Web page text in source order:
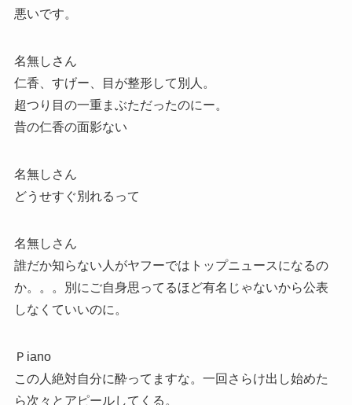
悪いです。
名無しさん
仁香、すげー、目が整形して別人。
超つり目の一重まぶただったのにー。
昔の仁香の面影ない
名無しさん
どうせすぐ別れるって
名無しさん
誰だか知らない人がヤフーではトップニュースになるの
か。。。別にご自身思ってるほど有名じゃないから公表
しなくていいのに。
Ｐiano
この人絶対自分に酔ってますな。一回さらけ出し始めた
ら次々とアピールしてくる。